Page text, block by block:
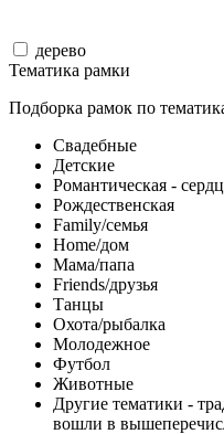
дерево
Тематика рамки
Подборка рамок по
Свадебные
Детские
Романтическая -
Рождественская
Family/семья
Home/дом
Мама/папа
Friends/друзья
Танцы
Охота/рыбалка
Молодежное
Футбол
Животные
Другие тематики -
вошли в